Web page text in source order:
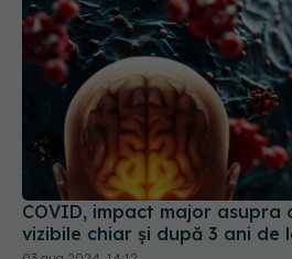
COVID, impact major asupra
vizibile chiar și după 3 ani
03 aug 2024, 14:12